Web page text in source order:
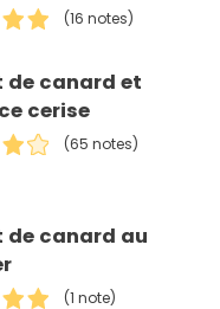
(16 notes)
de canard et
cerise
(65 notes)
de canard au
(1 note)